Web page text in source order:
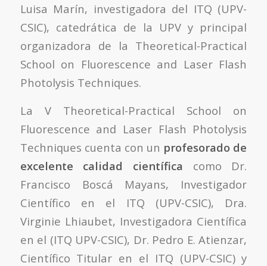
Luisa Marín, investigadora del ITQ (UPV-
CSIC), catedrática de la UPV y principal
organizadora de la Theoretical-Practical
School on Fluorescence and Laser Flash
Photolysis Techniques.
La V Theoretical-Practical School on
Fluorescence and Laser Flash Photolysis
Techniques cuenta con un profesorado de
excelente calidad científica como Dr.
Francisco Boscá Mayans, Investigador
Científico en el ITQ (UPV-CSIC), Dra.
Virginie Lhiaubet, Investigadora Científica
en el (ITQ UPV-CSIC), Dr. Pedro E. Atienzar,
Científico Titular en el ITQ (UPV-CSIC) y